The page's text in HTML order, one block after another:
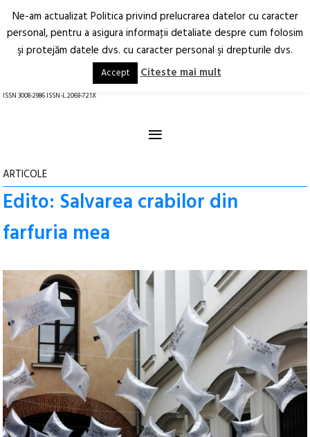
Arhitectură.
Oraș.
RO EN
ISSN 3008-2986 ISSN-L 2069-721X
≡
ARTICOLE
Edito: Salvarea crabilor din
farfuria mea
Ne-am actualizat Politica privind prelucrarea datelor cu caracter
personal, pentru a asigura informaţii detaliate despre cum folosim
şi protejăm datele dvs. cu caracter personal şi drepturile dvs.
Accept Citeste mai mult